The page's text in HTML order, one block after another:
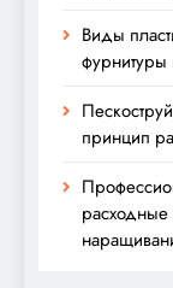
Виды
фурнитуры
принцип
расходные